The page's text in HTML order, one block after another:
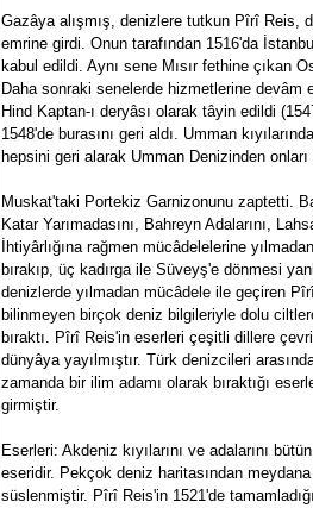
Gazâya alışmış, denizlere tutkun Pîrî Reis,
emrine girdi. Onun tarafından 1516'da
kabul edildi. Aynı sene Mısır fethine çıkan
Daha sonraki senelerde hizmetlerine devâm
Hind Kaptan-ı deryâsı olarak tâyin edildi
1548'de burasını geri aldı. Umman
hepsini geri alarak Umman Denizinden onları
Muskat'taki Portekiz Garnizonunu zaptetti.
Katar Yarımadasını, Bahreyn Adalarını,
İhtiyârlığına rağmen mücâdelelerine
bırakıp, üç kadırga ile Süveyş'e dönmesi
denizlerde yılmadan mücâdele ile geçiren
bilinmeyen birçok deniz bilgileriyle dolu
bıraktı. Pîrî Reis'in eserleri çeşitli dillere
dünyâya yayılmıştır. Türk denizcileri
zamanda bir ilim adamı olarak bıraktığı
girmiştir.
Eserleri: Akdeniz kıyılarını ve adalarını
eseridir. Pekçok deniz haritasından
süslenmiştir. Pîrî Reis'in 1521'de